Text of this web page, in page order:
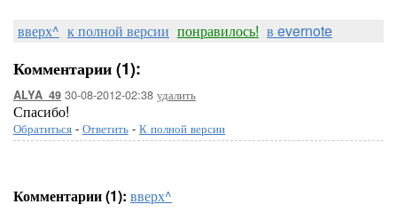
вверх^ к полной версии понравилось! в evernote
Комментарии (1):
ALYA_49 30-08-2012-02:38 удалить
Спасибо!
Обратиться - Ответить - К полной версии
Комментарии (1): вверх^